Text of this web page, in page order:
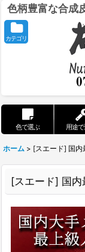
色柄豊富な合成
カテゴリ
色で選ぶ 用途
ホーム > [スエード] 国内
[スエード] 国内